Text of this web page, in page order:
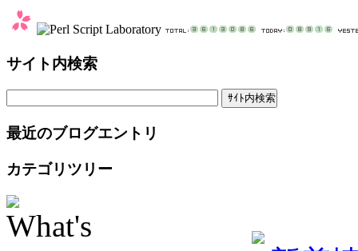
サイト内検索
最近のブログエントリ
カテゴリツリー